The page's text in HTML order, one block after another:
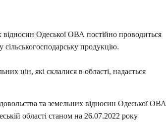
відносин Одеської ОВА постійно проводиться
продукцію.
цін, які склалися в області, надається
та земельних відносин Одеської ОВА
області станом на 26.07.2022 року